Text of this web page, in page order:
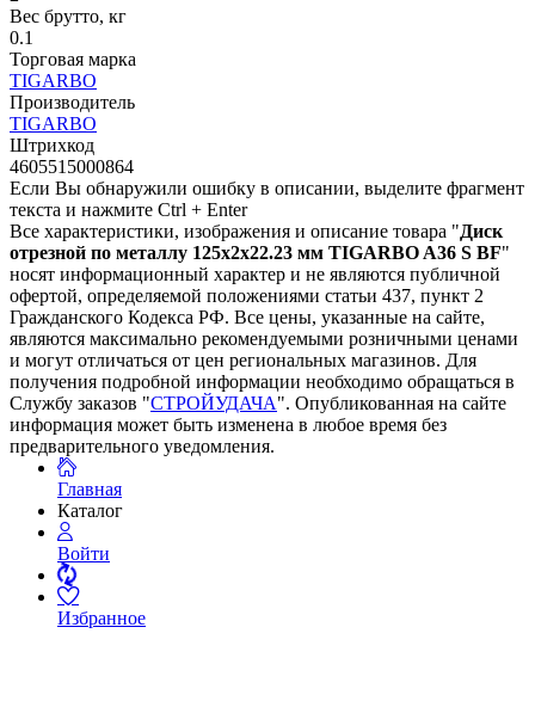
Вес брутто, кг
0.1
Торговая марка
TIGARBO
Производитель
TIGARBO
Штрихкод
4605515000864
Если Вы обнаружили ошибку в описании, выделите фрагмент
текста и нажмите Ctrl + Enter
Все характеристики, изображения и описание товара "Диск
отрезной по металлу 125х2х22.23 мм TIGARBO A36 S BF"
носят информационный характер и не являются публичной
офертой, определяемой положениями статьи 437, пункт 2
Гражданского Кодекса РФ. Все цены, указанные на сайте,
являются максимально рекомендуемыми розничными ценами
и могут отличаться от цен региональных магазинов. Для
получения подробной информации необходимо обращаться в
Службу заказов "СТРОЙУДАЧА". Опубликованная на сайте
информация может быть изменена в любое время без
предварительного уведомления.
Главная
Каталог
Войти
Избранное